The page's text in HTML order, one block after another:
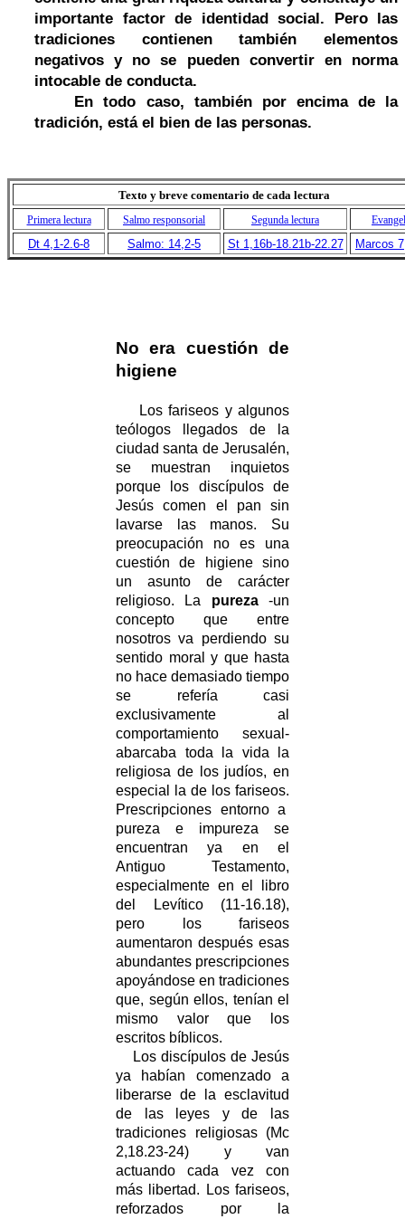
importante factor de identidad social. Pero las
tradiciones contienen también elementos
negativos y no se pueden convertir en norma
intocable de conducta.
En todo caso, también por encima de la
tradición, está el bien de las personas.
Texto y breve comentario de cada lectura
Primera lectura Salmo responsorial Segunda lectura
Dt 4,1-2.6-8 Salmo: 14,2-5 St1,16b-18.21b-22.27 Marcos
No era cuestión de
higiene
Los fariseos y algunos
teólogos llegados de la
ciudad santa de Jerusalén,
se muestran inquietos
porque los discípulos de
Jesús comen el pan sin
lavarse las manos. Su
preocupación no es una
cuestión de higiene sino
un asunto de carácter
religioso. La pureza-un
concepto que entre
nosotros va perdiendo su
sentido moral y que hasta
no hace demasiado tiempo
se refería casi
exclusivamente al
comportamiento sexual-
abarcaba toda la vida la
religiosa de los judíos, en
especial la de los fariseos.
Prescripciones entorno a
pureza e impureza se
encuentran ya en el
Antiguo Testamento,
especialmente en el libro
del Levítico (11-16.18),
pero los fariseos
aumentaron después esas
abundantes prescripciones
apoyándose en tradiciones
que, según ellos, tenían el
mismo valor que los
escritos bíblicos.
Los discípulos de Jesús
ya habían comenzado a
liberarse de la esclavitud
de las leyes y de las
tradiciones religiosas (Mc
2,18.23-24) y van
actuando cada vez con
más libertad. Los fariseos,
reforzados por la